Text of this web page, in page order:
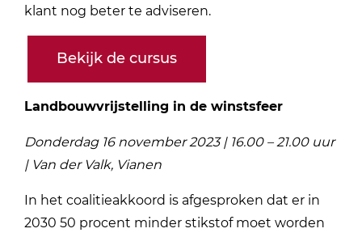
klant nog beter te adviseren.
Bekijk de cursus
Landbouwvrijstelling in de winstsfeer
Donderdag 16 november 2023 | 16.00 – 21.00 uur
| Van der Valk, Vianen
In het coalitieakkoord is afgesproken dat er in
2030 50 procent minder stikstof moet worden